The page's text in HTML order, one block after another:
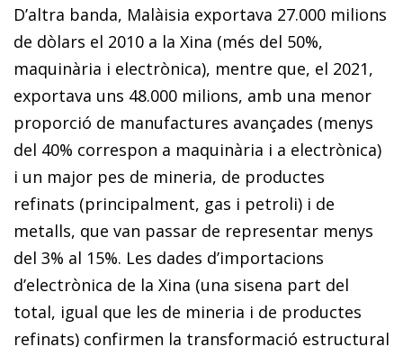
D’altra banda, Malàisia exportava 27.000 milions
de dòlars el 2010 a la Xina (més del 50%,
maquinària i electrònica), mentre que, el 2021,
exportava uns 48.000 milions, amb una menor
proporció de manufactures avançades (menys
del 40% correspon a maquinària i a electrònica)
i un major pes de mineria, de productes
refinats (principalment, gas i petroli) i de
metalls, que van passar de representar menys
del 3% al 15%. Les dades d’importacions
d’electrònica de la Xina (una sisena part del
total, igual que les de mineria i de productes
refinats) confirmen la transformació estructural